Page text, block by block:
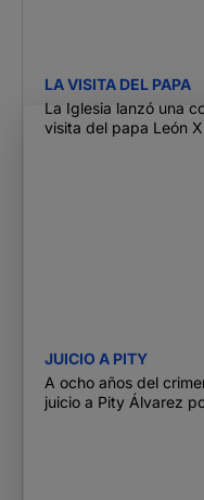
LA VISITA DEL PAPA
La Iglesia lanzó una
visita del papa León
JUICIO A PITY
A ocho años del
juicio a Pity Álvarez